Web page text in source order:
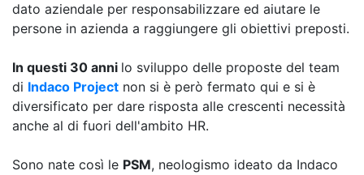
dato aziendale per responsabilizzare ed aiutare le
persone in azienda a raggiungere gli obiettivi preposti.
In questi 30 anni lo sviluppo delle proposte del team
di Indaco Project non si è però fermato qui e si è
diversificato per dare risposta alle crescenti necessità
anche al di fuori dell'ambito HR.
Sono nate così le PSM, neologismo ideato da Indaco